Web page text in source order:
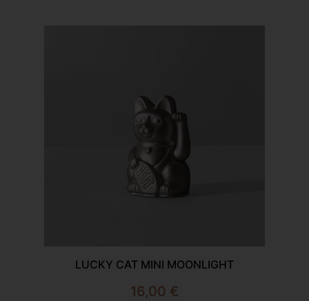
LUCKY CAT MINI MOONLIGHT
16,00 €